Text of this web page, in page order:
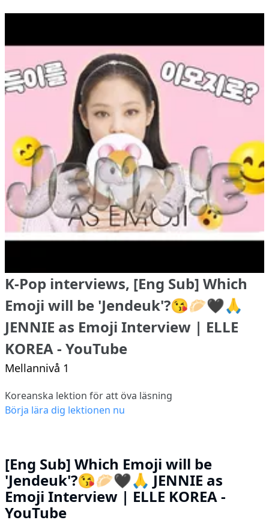
K-Pop interviews, [Eng Sub] Which
Emoji will be 'Jendeuk'?😘🥟🖤🙏
JENNIE as Emoji Interview | ELLE
KOREA - YouTube
Mellannivå 1
Koreanska lektion för att öva läsning
Börja lära dig lektionen nu
[Eng Sub] Which Emoji will be
'Jendeuk'?😘🥟🖤🙏 JENNIE as
Emoji Interview | ELLE KOREA -
YouTube